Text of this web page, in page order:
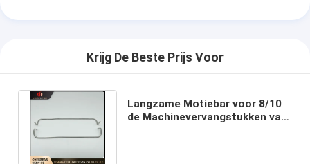
Krijg De Beste Prijs Voor
Langzame Motiebar voor 8/10
de Machinevervangstukken van